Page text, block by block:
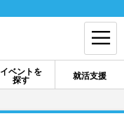
イベントを
探す
就活支援
ログイン